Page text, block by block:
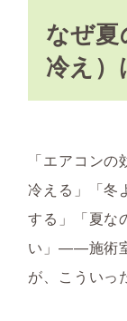
なぜ
冷え
「エアコン
冷える」「冬
する」「夏な
い」——施術
が、こういっ